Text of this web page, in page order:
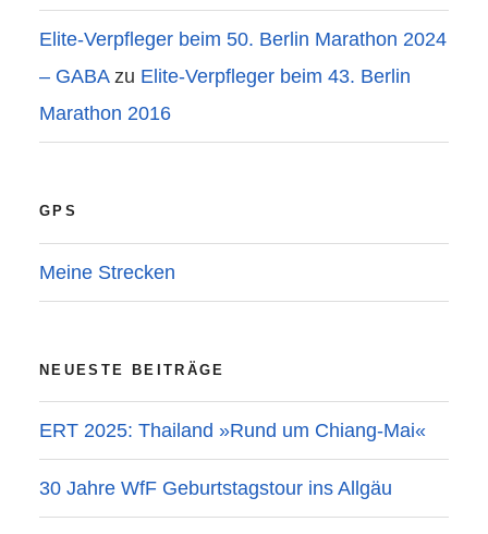
Elite-Verpfleger beim 50. Berlin Marathon 2024
– GABAzu Elite-Verpfleger beim 43. Berlin
Marathon 2016
GPS
Meine Strecken
NEUESTE BEITRÄGE
ERT 2025: Thailand »Rund um Chiang-Mai«
30 Jahre WfF Geburtstagstour ins Allgäu